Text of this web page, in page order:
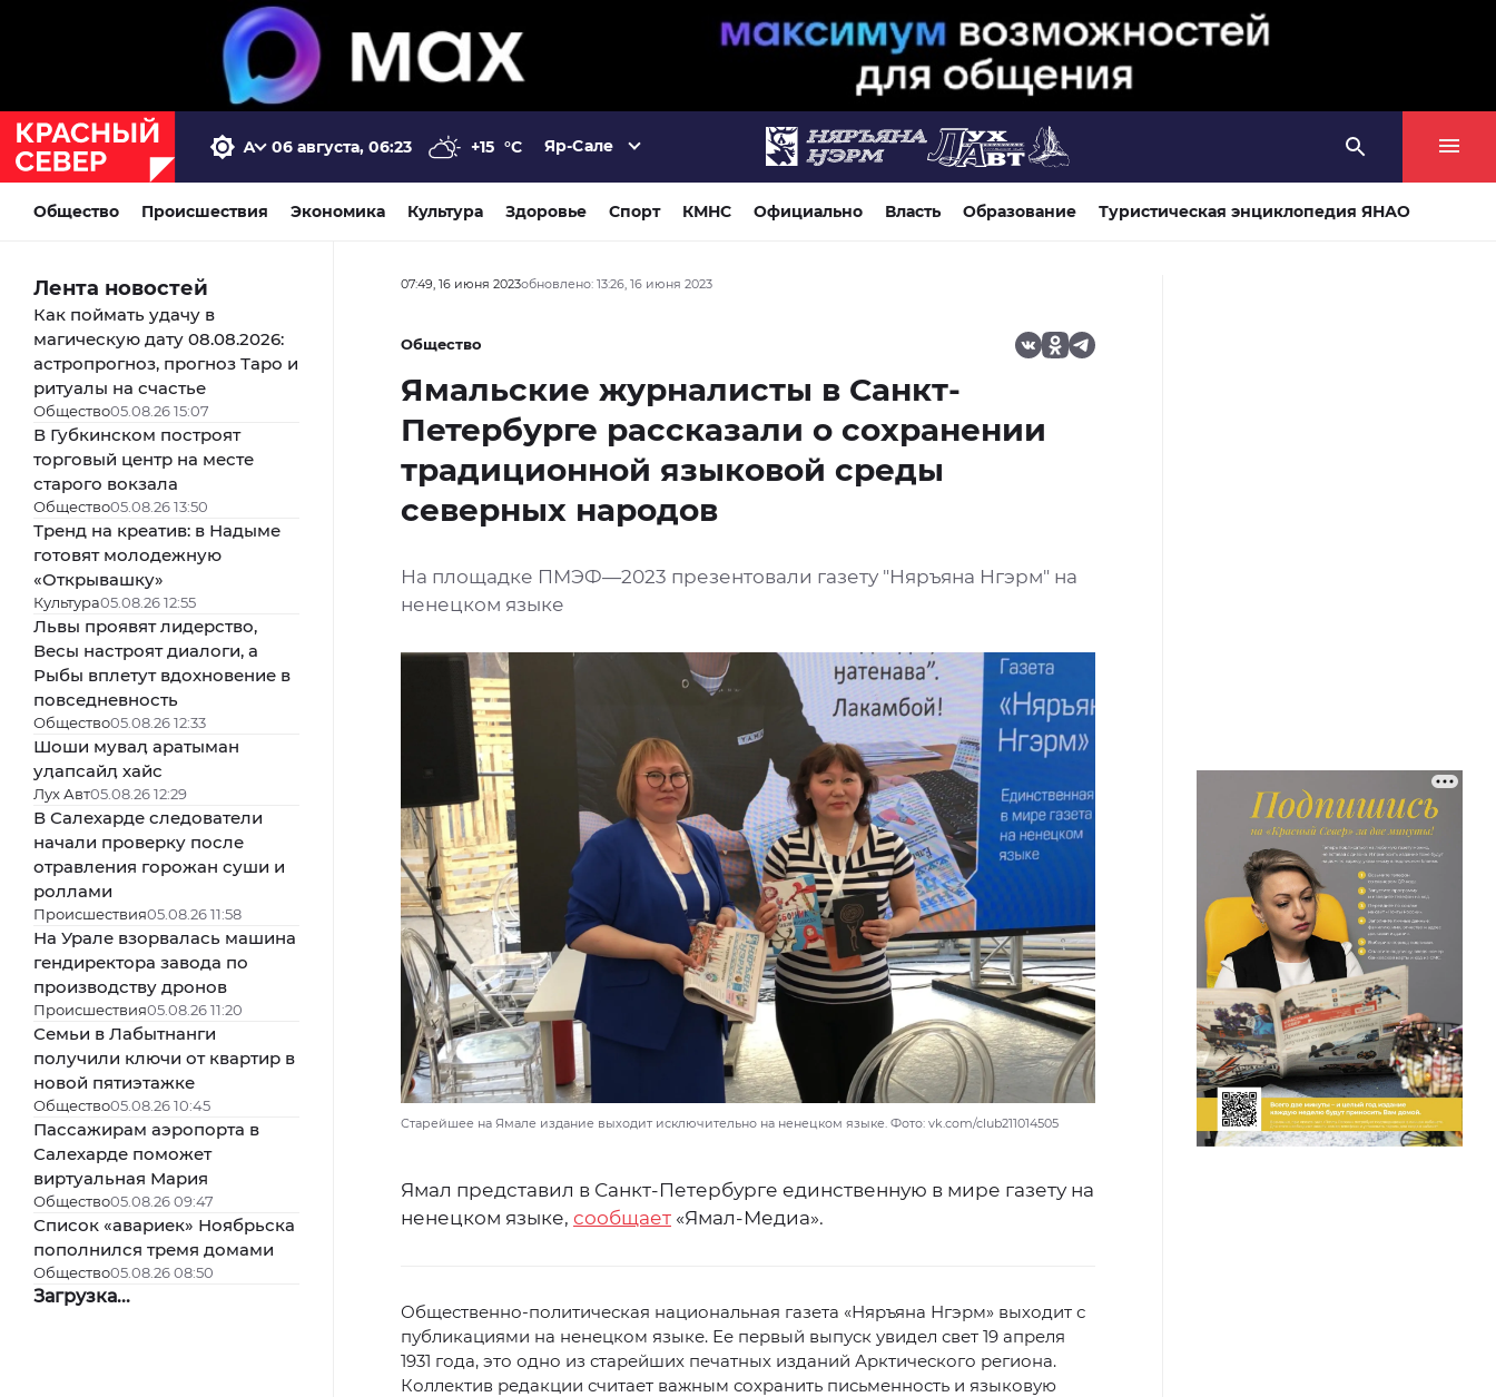
06 августа, 06:23 +15 °C Яр-Сале
Общество Происшествия Экономика Культура Здоровье Спорт КМНС Официально Власть Образование Туристическая энциклопедия ЯНАО
Лента новостей
Как поймать удачу в
магическую дату 08.08.2026:
астропрогноз, прогноз Таро и
ритуалы на счастье
Общество05.08.26 15:07
В Губкинском построят
торговый центр на месте
старого вокзала
Общество05.08.26 13:50
Тренд на креатив: в Надыме
готовят молодежную
«Открывашку»
Культура05.08.26 12:55
Львы проявят лидерство,
Весы настроят диалоги, а
Рыбы вплетут вдохновение в
повседневность
Общество05.08.26 12:33
Шоши муваӆ аратыман
уӆапсайӆ хайс
Лух Авт05.08.26 12:29
В Салехарде следователи
начали проверку после
отравления горожан суши и
роллами
Происшествия05.08.26 11:58
На Урале взорвалась машина
гендиректора завода по
производству дронов
Происшествия05.08.26 11:20
Семьи в Лабытнанги
получили ключи от квартир в
новой пятиэтажке
Общество05.08.26 10:45
Пассажирам аэропорта в
Салехарде поможет
виртуальная Мария
Общество05.08.26 09:47
Список «авариек» Ноябрьска
пополнился тремя домами
Общество05.08.26 08:50
Загрузка...
07:49, 16 июня 2023обновлено: 13:26, 16 июня 2023
Общество
Ямальские журналисты в Санкт-
Петербурге рассказали о сохранении
традиционной языковой среды
северных народов
На площадке ПМЭФ—2023 презентовали газету "Няръяна Нгэрм" на
ненецком языке
Старейшее на Ямале издание выходит исключительно на ненецком языке. Фото: vk.com/club211014505
Ямал представил в Санкт-Петербурге единственную в мире газету на
ненецком языке, сообщает «Ямал-Медиа».
Общественно-политическая национальная газета «Няръяна Нгэрм» выходит с
публикациями на ненецком языке. Ее первый выпуск увидел свет 19 апреля
1931 года, это одно из старейших печатных изданий Арктического региона.
Коллектив редакции считает важным сохранить письменность и языковую